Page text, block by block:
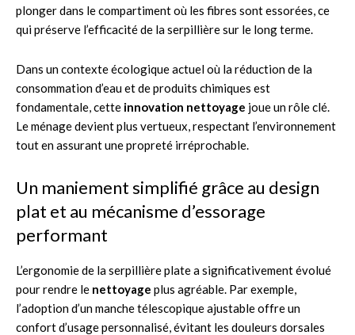
plonger dans le compartiment où les fibres sont essorées, ce
qui préserve l’efficacité de la serpillière sur le long terme.
Dans un contexte écologique actuel où la réduction de la
consommation d’eau et de produits chimiques est
fondamentale, cette innovation nettoyage joue un rôle clé.
Le ménage devient plus vertueux, respectant l’environnement
tout en assurant une propreté irréprochable.
Un maniement simplifié grâce au design
plat et au mécanisme d’essorage
performant
L’ergonomie de la serpillière plate a significativement évolué
pour rendre le nettoyage plus agréable. Par exemple,
l’adoption d’un manche télescopique ajustable offre un
confort d’usage personnalisé, évitant les douleurs dorsales